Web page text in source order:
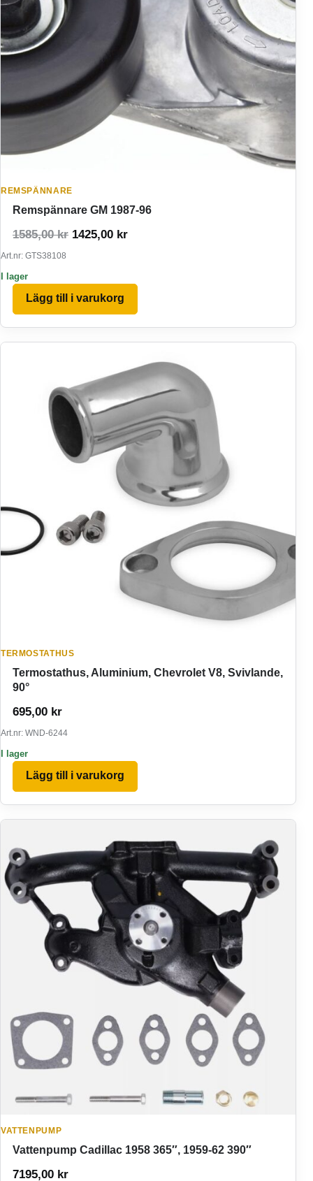
REMSPÄNNARE
Remspännare GM 1987-96
1585,00kr Det ursprungliga priset var: 1585,00 kr.
1425,00 krDet nuvarande priset är: 1425,00
Art.nr: GTS38108
I lager
Lägg till i varukorg
TERMOSTATHUS
Termostathus, Aluminium, Chevrolet V8, Svivlande,
90°
695,00 kr
Art.nr: WND-6244
I lager
Lägg till i varukorg
VATTENPUMP
Vattenpump Cadillac 1958 365″, 1959-62 390″
7195,00 kr